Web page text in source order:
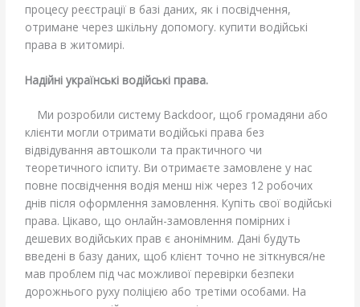
процесу реєстрації в базі даних, як і посвідчення,
отримане через шкільну допомогу. купити водійські
права в житомирі.
Надійні українські водійські права.
Ми розробили систему Backdoor, щоб громадяни або
клієнти могли отримати водійські права без
відвідування автошколи та практичного чи
теоретичного іспиту. Ви отримаєте замовлене у нас
повне посвідчення водія менш ніж через 12 робочих
днів після оформлення замовлення. Купіть свої водійські
права. Цікаво, що онлайн-замовлення помірних і
дешевих водійських прав є анонімним. Дані будуть
введені в базу даних, щоб клієнт точно не зіткнувся/не
мав проблем під час можливої перевірки безпеки
дорожнього руху поліцією або третіми особами. На